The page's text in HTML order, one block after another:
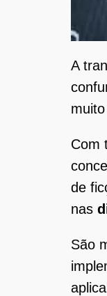
A
Com
de
nas
São